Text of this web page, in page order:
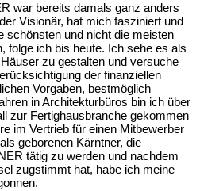
war bereits damals ganz anders
Visionär, hat mich fasziniert und
schönsten und nicht die meisten
folge ich bis heute. Ich sehe es als
zu gestalten und versuche
der finanziellen
Vorgaben, bestmöglich
in Architekturbüros bin ich über
zur Fertighausbranche gekommen
im Vertrieb für einen Mitbewerber
geborenen Kärntner, die
tätig zu werden und nachdem
zugstimmt hat, habe ich meine